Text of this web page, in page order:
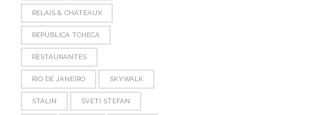
RELAIS & CHÂTEAUX
REPÚBLICA TCHECA
RESTAURANTES
RIO DE JANEIRO SKYWALK
STÁLIN SVETI STEFAN